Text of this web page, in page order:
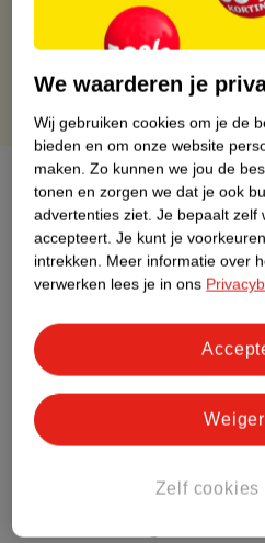
Gratis retourneren binnen 30
Gratis punten met je Kruidvat
Over dit product
Productinformatie
Etiketinformatie
Nature Impact Score
Dit product
Impact
We waarderen je
Wij gebruiken cookies om je de
bieden en om onze website
maken. Zo kunnen we jou de
tonen en zorgen we dat je ook
advertenties ziet. Je bepaalt zelf
accepteert. Je kunt je
intrekken. Meer informatie over
verwerken lees je in ons
Zelf cookies